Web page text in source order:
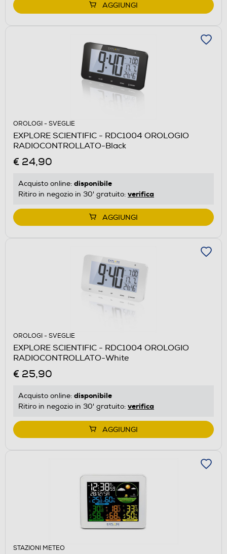
AGGIUNGI
OROLOGI - SVEGLIE
EXPLORE SCIENTIFIC - RDC1004 OROLOGIO
RADIOCONTROLLATO-Black
€ 24,90
Acquisto online: disponibile
Ritiro in negozio in 30' gratuito: verifica
AGGIUNGI
OROLOGI - SVEGLIE
EXPLORE SCIENTIFIC - RDC1004 OROLOGIO
RADIOCONTROLLATO-White
€ 25,90
Acquisto online: disponibile
Ritiro in negozio in 30' gratuito: verifica
AGGIUNGI
STAZIONI METEO